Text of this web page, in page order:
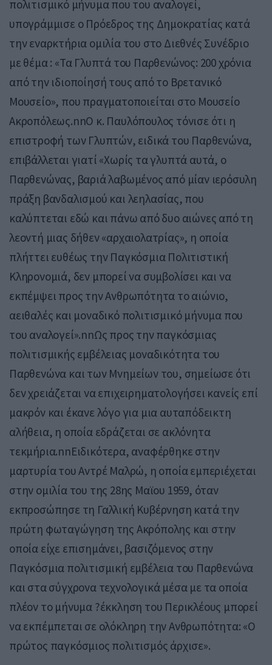
πολιτισμικό μήνυμα που του αναλογεί,
υπογράμμισε ο Πρόεδρος της Δημοκρατίας κατά
την εναρκτήρια ομιλία του στο Διεθνές Συνέδριο
με θέμα : «Τα Γλυπτά του Παρθενώνος: 200 χρόνια
από την ιδιοποίησή τους από το Βρετανικό
Μουσείο», που πραγματοποιείται στο Μουσείο
Ακροπόλεως.nnΟ κ. Παυλόπουλος τόνισε ότι η
επιστροφή των Γλυπτών, ειδικά του Παρθενώνα,
επιβάλλεται γιατί «Χωρίς τα γλυπτά αυτά, ο
Παρθενώνας, βαριά λαβωμένος από μίαν ιερόσυλη
πράξη βανδαλισμού και λεηλασίας, που
καλύπτεται εδώ και πάνω από δυο αιώνες από τη
λεοντή μιας δήθεν «αρχαιολατρίας», η οποία
πλήττει ευθέως την Παγκόσμια Πολιτιστική
Κληρονομιά, δεν μπορεί να συμβολίσει και να
εκπέμψει προς την Ανθρωπότητα το αιώνιο,
αειθαλές και μοναδικό πολιτισμικό μήνυμα που
του αναλογεί».nnΩς προς την παγκόσμιας
πολιτισμικής εμβέλειας μοναδικότητα του
Παρθενώνα και των Μνημείων του, σημείωσε ότι
δεν χρειάζεται να επιχειρηματολογήσει κανείς επί
μακρόν και έκανε λόγο για μια αυταπόδεικτη
αλήθεια, η οποία εδράζεται σε ακλόνητα
τεκμήρια.nnΕιδικότερα, αναφέρθηκε στην
μαρτυρία του Αντρέ Μαλρώ, η οποία εμπεριέχεται
στην ομιλία του της 28ης Μαϊου 1959, όταν
εκπροσώπησε τη Γαλλική Κυβέρνηση κατά την
πρώτη φωταγώγηση της Ακρόπολης και στην
οποία είχε επισημάνει, βασιζόμενος στην
Παγκόσμια πολιτισμική εμβέλεια του Παρθενώνα
και στα σύγχρονα τεχνολογικά μέσα με τα οποία
πλέον το μήνυμα ?έκκληση του Περικλέους μπορεί
να εκπέμπεται σε ολόκληρη την Ανθρωπότητα: «Ο
πρώτος παγκόσμιος πολιτισμός άρχισε».